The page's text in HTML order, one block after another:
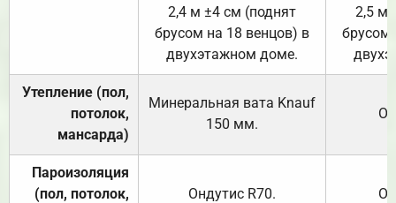
2,4 м ±4 см (поднят
брусом на 18 венцов) в
двухэтажном доме.
2,5 м
брусом
Утепление (пол,
потолок,
мансарда)
Минеральная вата Knauf
150 мм.
Пароизоляция
(пол, потолок,
Ондутис R70.